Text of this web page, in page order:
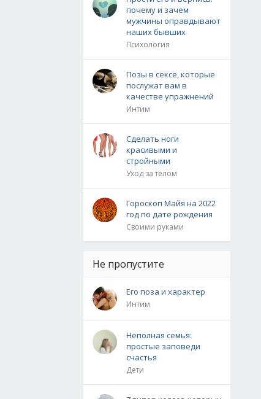
почему и зачем
мужчины оправдывают
наших бывших
Психология
Позы в сексе, которые
послужат вам в
качестве упражнений
Интим
Сделать ноги
красивыми и
стройными
Уход за телом
Гороскоп Майя на 2022
год по дате рождения
Своими руками
Не пропустите
Его поза и характер
Интим
Неполная семья:
простые заповеди
счастья
Дети